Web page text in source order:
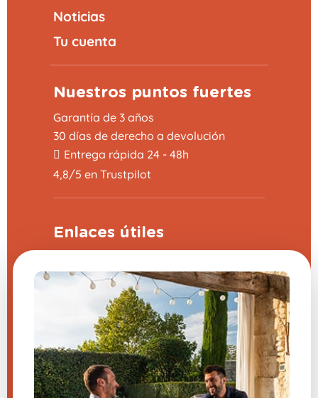
Noticias
Tu cuenta
Nuestros puntos fuertes
Garantía de 3 años
30 días de derecho a devolución
Entrega rápida 24 - 48h
4,8/5 en Trustpilot
Enlaces útiles
Preguntas frecuentes (FAQ)
Aviso legal
Contáctanos
Configuración de cookies